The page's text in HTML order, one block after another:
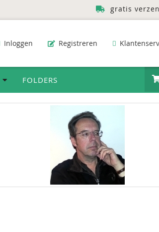
gratis
Inloggen Registreren
FOLDERS